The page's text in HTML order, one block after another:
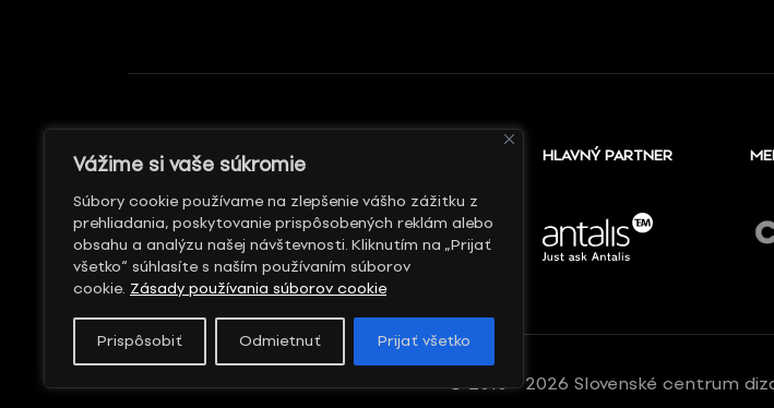
Vážime si vaše súkromie
Súbory cookie používame na zlepšenie vášho zážitku z
prehliadania, poskytovanie prispôsobených reklám alebo
obsahu a analýzu našej návštevnosti. Kliknutím na „Prijať
všetko“ súhlasíte s naším používaním súborov
cookie. Zásady používania súborov cookie
Prispôsobiť Odmietnuť Prijať všetko
GENERÁLNY REKLAMNÝ
HLAVNÝ PARTNER
© 2010 - 2026 Slovenské centrum